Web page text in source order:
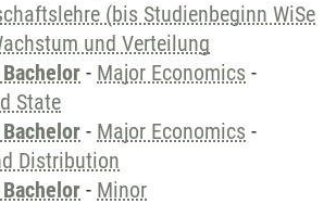
(bis Studienbeginn WiSe
und Verteilung
- Major Economics -
State
- Major Economics -
Distribution
- Minor